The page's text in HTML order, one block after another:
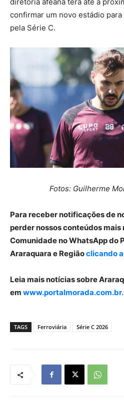
confirmar um novo estádio
pela Série C.
Fotos: Guilherme
Para receber notificações de
perder nossos conteúdos
Comunidade no WhatsApp do
Araraquara e Regiãoclicando
Leia mais notícias sobre
em www.portalmorada.com.br.
TAGS Ferroviária Série C 2026